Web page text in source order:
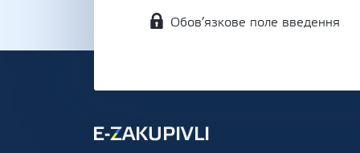
Обов’язкове поле введення